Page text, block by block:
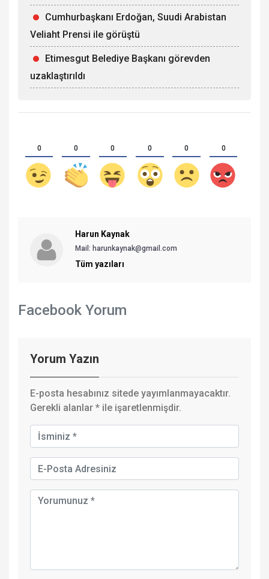
Cumhurbaşkanı Erdoğan, Suudi Arabistan
Veliaht Prensi ile görüştü
Etimesgut Belediye Başkanı görevden
uzaklaştırıldı
0 0 0 0 0 0
Harun Kaynak
Mail: harunkaynak@gmail.com
Tüm yazıları
Facebook Yorum
Yorum Yazın
E-posta hesabınız sitede yayımlanmayacaktır.
Gerekli alanlar * ile işaretlenmişdir.